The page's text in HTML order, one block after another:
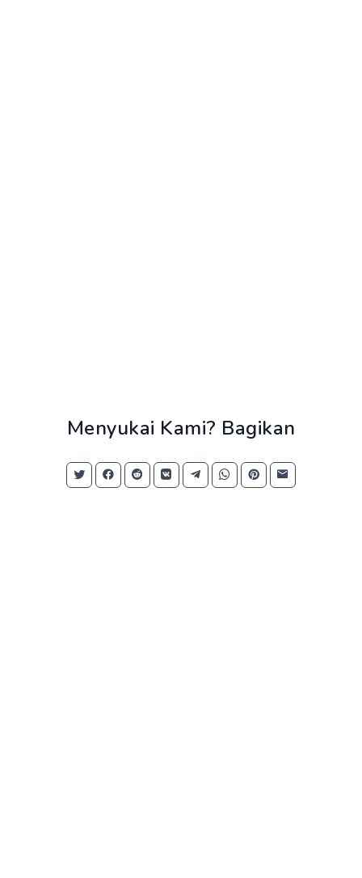
Menyukai Kami? Bagikan